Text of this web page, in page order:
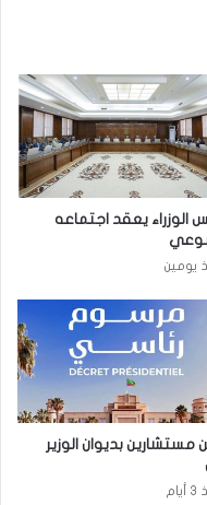
الوزراء يعقد اجتماعه
يومين
مستشارين بديوان الوزير